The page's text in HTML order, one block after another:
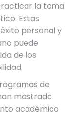
la toma
Estas
personal y
puede
de los
de
mostrado
académico